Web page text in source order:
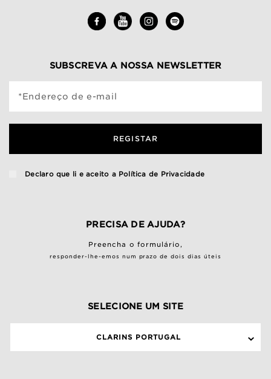
SUBSCREVA A NOSSA NEWSLETTER
*Endereço de e-mail
REGISTAR
Declaro que li e aceito a Política de Privacidade
PRECISA DE AJUDA?
Preencha oformulário,
responder-lhe-emos num prazo de dois dias úteis
SELECIONE UM SITE
CLARINS PORTUGAL